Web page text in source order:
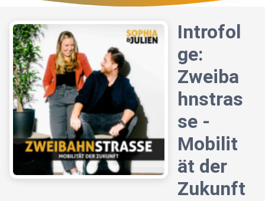
Introfol
ge:
Zweiba
hnstras
se -
Mobilit
ät der
Zukunft